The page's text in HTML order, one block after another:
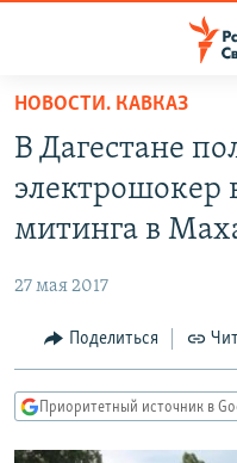
упрощенного
доступа
основному
Вернутся
Вернутся
ПОДКАСТЫ
АВТОРСКИЕ ПРОЕКТЫ
МНЕНИЯ
КУЛЬТУРА
КАВКАЗ.РЕАЛИИ
НОВОСТИ. КАВКАЗ
В Дагестане
электрошокер
митинга в
27 мая 2017
Поделиться
Приоритетный источник в